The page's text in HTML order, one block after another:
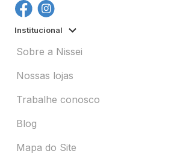
Institucional
Sobre a Nissei
Nossas lojas
Trabalhe conosco
Blog
Mapa do Site